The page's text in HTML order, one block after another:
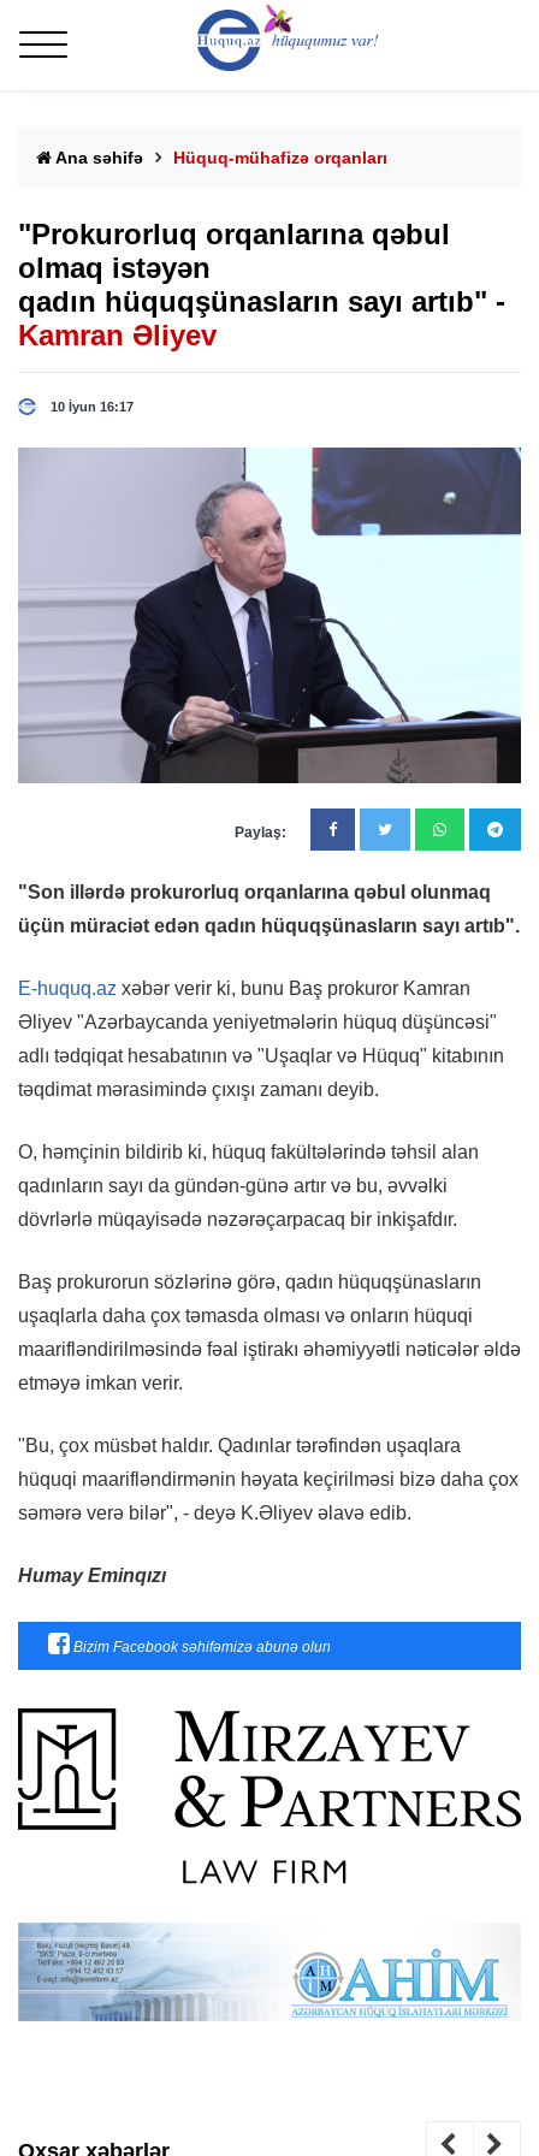
Ana səhifə Hüquq-mühafizə orqanları
"Prokurorluq orqanlarına qəbul
olmaq istəyən
qadın hüquqşünasların sayı artıb" -
Kamran Əliyev
10 İyun 16:17
Paylaş:
"Son illərdə prokurorluq orqanlarına qəbul olunmaq
üçün müraciət edən qadın hüquqşünasların sayı artıb".
E-huquq.az xəbər verir ki, bunu Baş prokuror Kamran
Əliyev "Azərbaycanda yeniyetmələrin hüquq düşüncəsi"
adlı tədqiqat hesabatının və "Uşaqlar və Hüquq" kitabının
təqdimat mərasimində çıxışı zamanı deyib.
O, həmçinin bildirib ki, hüquq fakültələrində təhsil alan
qadınların sayı da gündən-günə artır və bu, əvvəlki
dövrlərlə müqayisədə nəzərəçarpacaq bir inkişafdır.
Baş prokurorun sözlərinə görə, qadın hüquqşünasların
uşaqlarla daha çox təmasda olması və onların hüquqi
maarifləndirilməsində fəal iştirakı əhəmiyyətli nəticələr əldə
etməyə imkan verir.
"Bu, çox müsbət haldır. Qadınlar tərəfindən uşaqlara
hüquqi maarifləndirmənin həyata keçirilməsi bizə daha çox
səmərə verə bilər", - deyə K.Əliyev əlavə edib.
Humay Eminqızı
Bizim Facebook səhifəmizə abunə olun